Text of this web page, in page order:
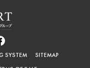
SYSTEM
SITEMAP